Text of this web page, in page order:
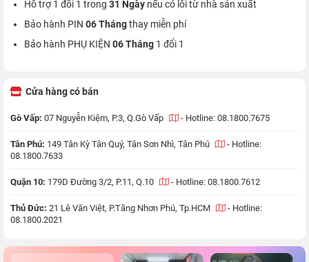
Hỗ trợ 1 đổi 1 trong 31 Ngày nếu có lỗi từ nhà sản xuất
Bảo hành PIN 06 Thángthay miễn phí
Bảo hành PHỤ KIỆN 06 Tháng 1 đổi 1
Cửa hàng có bán
Gò Vấp: 07 Nguyễn Kiệm, P.3, Q.Gò Vấp - Hotline: 08.1800.7675
Tân Phú: 149 Tân Kỳ Tân Quý, Tân Sơn Nhì, Tân Phú - Hotline:
08.1800.7633
Quận 10: 179D Đường 3/2, P.11, Q.10 - Hotline: 08.1800.7612
Thủ Đức: 21 Lê Văn Việt, P.Tăng Nhơn Phú, Tp.HCM - Hotline:
08.1800.2021